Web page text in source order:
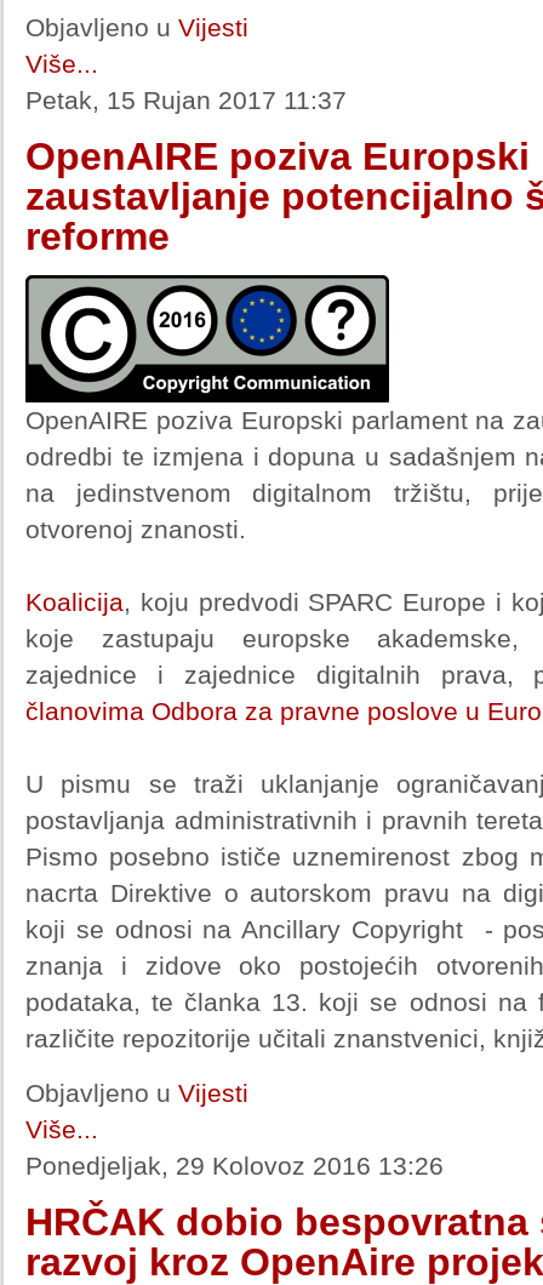
Objavljeno u Vijesti
Više...
Petak, 15 Rujan 2017 11:37
OpenAIRE poziva
zaustavljanje potencijalno
reforme
OpenAIRE poziva Europski parlament na
odredbi te izmjena i dopuna u sadašnjem
na jedinstvenom digitalnom tržištu,
otvorenoj znanosti.
Koalicija, koju predvodi SPARC Europe i
koje zastupaju europske akademske,
zajednice i zajednice digitalnih
članovima Odbora za pravne poslove u
U pismu se traži uklanjanje
postavljanja administrativnih i pravnih
Pismo posebno ističe uznemirenost zbog
nacrta Direktive o autorskom pravu na
koji se odnosi na Ancillary Copyright -
znanja i zidove oko postojećih
podataka, te članka 13. koji se odnosi na
različite repozitorije učitali znanstvenici,
Objavljeno u Vijesti
Više...
Ponedjeljak, 29 Kolovoz 2016 13:26
HRČAK dobio bespovratna
razvoj kroz OpenAire